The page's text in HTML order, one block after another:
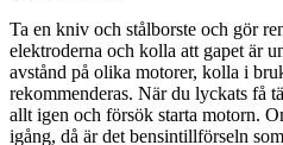
Ta en kniv och stålborste och gör
elektroderna och kolla att gapet är
avstånd på olika motorer, kolla i
rekommenderas. När du lyckats få
allt igen och försök starta motorn.
igång, då är det bensintillförseln